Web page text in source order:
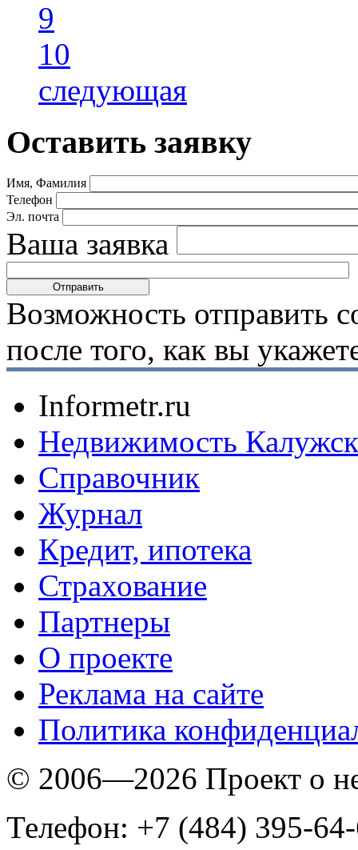
9
10
следующая
Оставить заявку
Имя, Фамилия
Телефон
Эл. почта
Ваша заявка
Возможность отправить
после того, как вы
Informetr.ru
Недвижимость
Справочник
Журнал
Кредит, ипотека
Страхование
Партнеры
O проекте
Реклама на сайте
Политика
© 2006—2026 Проект о
Телефон: +7 (484) 395-